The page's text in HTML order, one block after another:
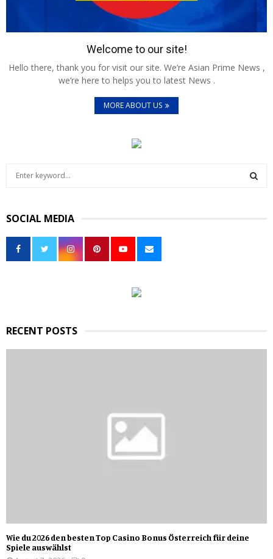
Welcome to our site!
Hello there, thank you for visit our site. We’re Asian Prime News ,
we’re here to helps you to latest News .
MORE ABOUT US
c
h
o
SOCIAL MEDIA
RECENT POSTS
Wie du 2026 den besten Top Casino Bonus Österreich für deine
Spiele auswählst